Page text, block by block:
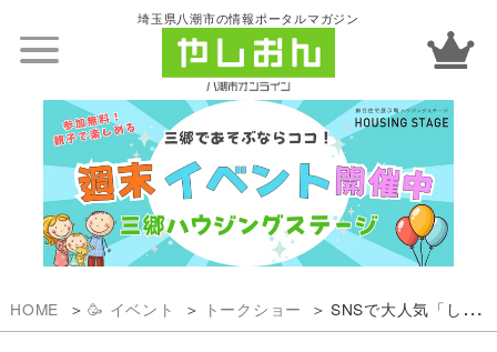
埼玉県八潮市の情報ポータルマガジン
HOME 🥳 イベント トークショー SNSで大人気「しなこ」がイオンレイクタウンに登場！『しなこのほん』発売記念イベントを7月26日に開催